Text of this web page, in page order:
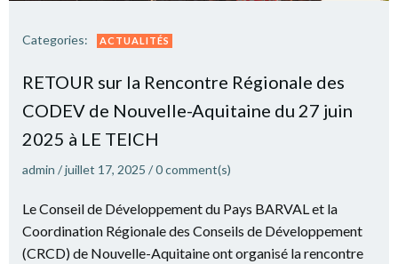
Categories: ACTUALITÉS
RETOUR sur la Ren­contre Régio­nale des
CODEV de Nou­velle-Aqui­taine du 27 juin
2025 à LE TEICH
admin /juillet 17, 2025 /0comment(s)
Le Conseil de Développement du Pays BARVAL et la
Coordination Régionale des Conseils de Développement
(CRCD) de Nouvelle-Aquitaine ont organisé la rencontre